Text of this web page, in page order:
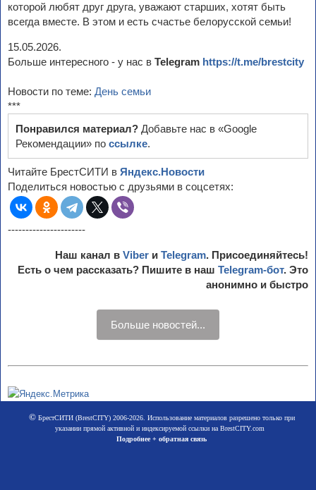
которой любят друг друга, уважают старших, хотят быть
всегда вместе. В этом и есть счастье белорусской семьи!
15.05.2026.
Больше интересного - у нас в Telegram https://t.me/brestcity
Новости по теме: День семьи
***
Понравился материал? Добавьте нас в «Google
Рекомендации» по ссылке.
Читайте БрестСИТИ в Яндекс.Новости
Поделиться новостью с друзьями в соцсетях:
----------------------
Наш канал в Viber и Telegram. Присоединяйтесь!
Есть о чем рассказать? Пишите в наш Telegram-бот. Это
анонимно и быстро
Больше новостей...
©БрестСИТИ (BrestCITY) 2006-2026. Использование материалов разрешено только при
указании прямой активной и индексируемой ссылки на BrestCITY.com
Подробнее + обратная связь